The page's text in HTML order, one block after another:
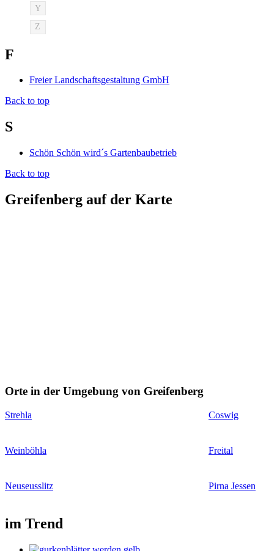
Y
Z
F
Freier Landschaftsgestaltung GmbH
Back to top
S
Schön Schön wird´s Gartenbaubetrieb
Back to top
Greifenberg auf der Karte
Orte in der Umgebung von Greifenberg
Strehla Coswig
Weinböhla Freital
Neuseusslitz Pirna Jessen
im Trend